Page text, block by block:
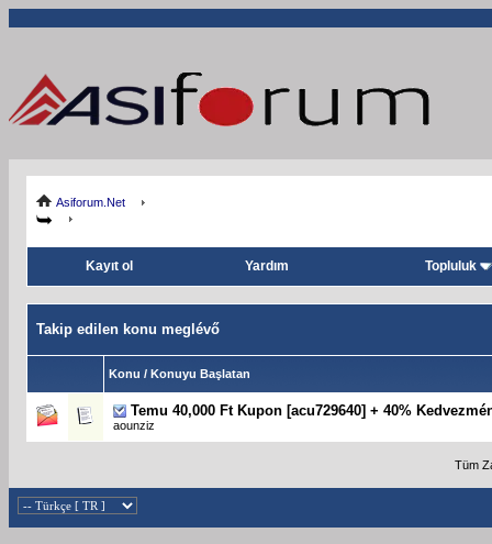
Asiforum.Net
Kayıt ol Yardım Topluluk
Takip edilen konu meglévő
Konu / Konuyu Başlatan
Temu 40,000 Ft Kupon [acu729640] + 40%
aounziz
Tüm